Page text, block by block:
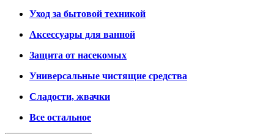
Уход за бытовой техникой
Аксессуары для ванной
Защита от насекомых
Универсальные чистящие средства
Сладости, жвачки
Все остальное